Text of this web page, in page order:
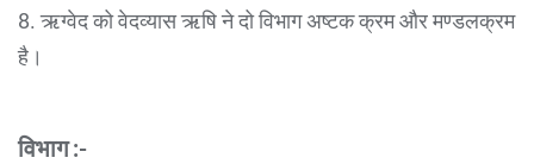
8. ऋग्वेद को वेदव्यास ऋषि ने दो विभाग अष्टक क्रम और मण्डलक्रम
है।
विभाग :-